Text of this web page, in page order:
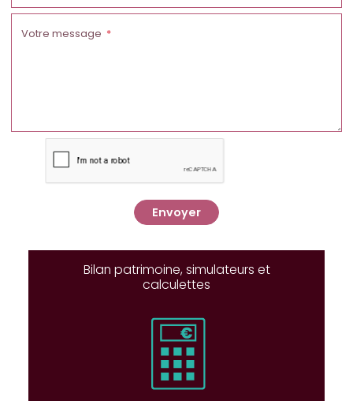
Votre message
Envoyer
Bilan patrimoine, simulateurs et
calculettes